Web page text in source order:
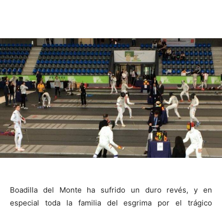
Boadilla del Monte ha sufrido un duro revés, y en
especial toda la familia del esgrima por el trágico